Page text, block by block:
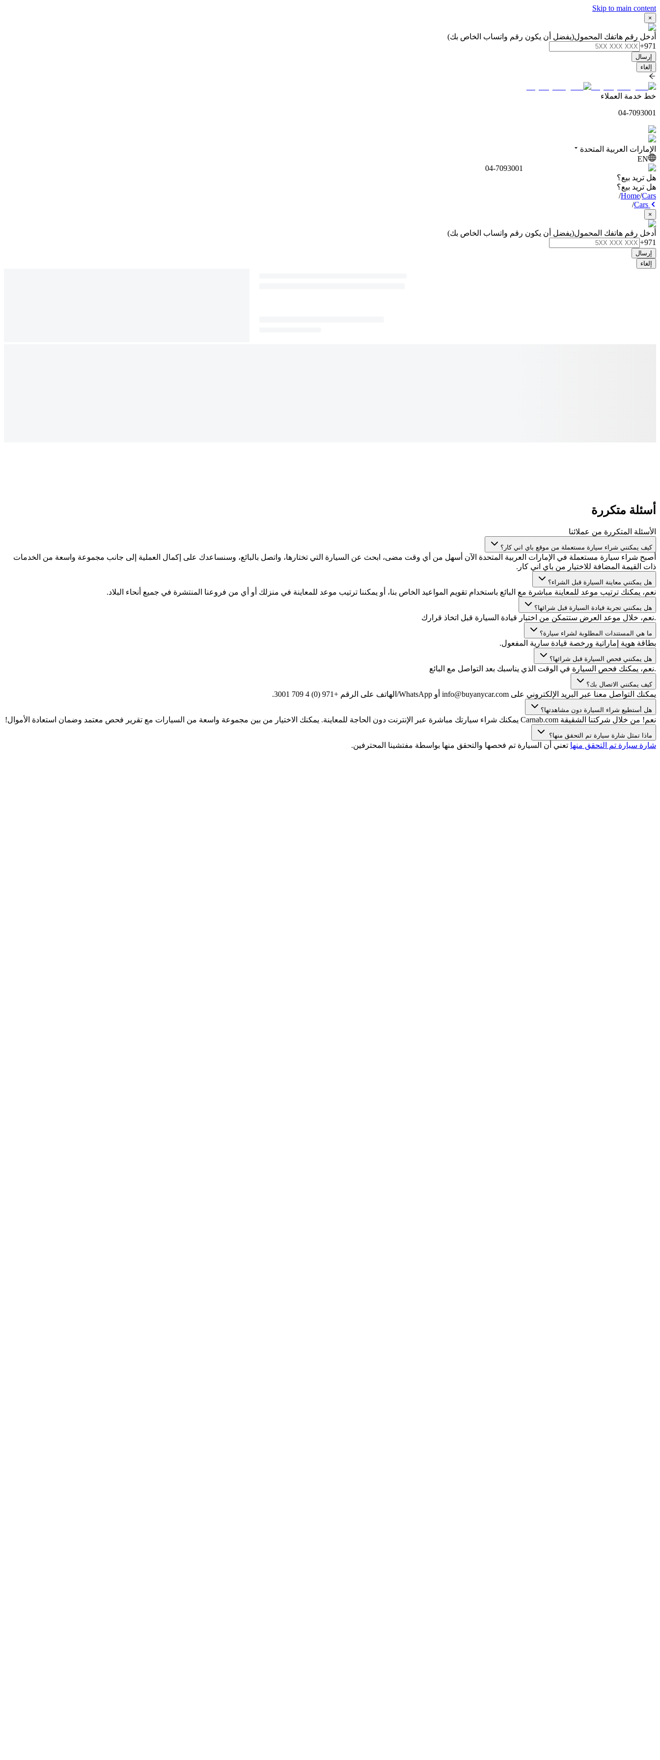
Skip to main content
×
أدخل رقم هاتفك المحمول(يفضل أن يكون رقم واتساب الخاص بك)
+971
إرسال
إلغاء
خط خدمة العملاء
04-7093001
الإمارات العربية المتحدة
EN
04-7093001
هل تريد بيع؟
هل تريد بيع؟
Home/Cars
/
/
×
أدخل رقم هاتفك المحمول(يفضل أن يكون رقم واتساب الخاص بك)
+971
إرسال
إلغاء
أسئلة متكررة
الأسئلة المتكررة من عملائنا
كيف يمكنني شراء سيارة مستعملة من موقع باي اني كار؟
أصبح شراء سيارة مستعملة في الإمارات العربية المتحدة الآن أسهل من أي وقت مضى، ابحث عن السيارة التي تختارها، واتصل بالبائع، وسنساعدك على إكمال العملية إلى جانب مجموعة واسعة من الخدمات
ذات القيمة المضافة للاختيار من باي اني كار.
هل يمكنني معاينة السيارة قبل الشراء؟
نعم، يمكنك ترتيب موعد للمعاينة مباشرة مع البائع باستخدام تقويم المواعيد الخاص بنا، أو يمكننا ترتيب موعد للمعاينة في منزلك أو أي من فروعنا المنتشرة في جميع أنحاء البلاد.
هل يمكنني تجربة قيادة السيارة قبل شرائها؟
.نعم، خلال موعد العرض ستتمكن من اختبار قيادة السيارة قبل اتخاذ قرارك
ما هي المستندات المطلوبة لشراء سيارة؟
بطاقة هوية إماراتية ورخصة قيادة سارية المفعول.
هل يمكنني فحص السيارة قبل شرائها؟
.نعم، يمكنك فحص السيارة في الوقت الذي يناسبك بعد التواصل مع البائع
كيف يمكنني الاتصال بك؟
يمكنك التواصل معنا عبر البريد الإلكتروني على info@buyanycar.com أو WhatsApp/الهاتف على الرقم +971 (0) 4 709 3001.
هل أستطيع شراء السيارة دون مشاهدتها؟
نعم! من خلال شركتنا الشقيقة Carnab.com يمكنك شراء سيارتك مباشرة عبر الإنترنت دون الحاجة للمعاينة. يمكنك الاختيار من بين مجموعة واسعة من السيارات مع تقرير فحص معتمد وضمان استعادة الأموال!
ماذا تمثل شارة سيارة تم التحقق منها؟
شارة سيارة تم التحقق منها تعني أن السيارة تم فحصها والتحقق منها بواسطة مفتشينا المحترفين.